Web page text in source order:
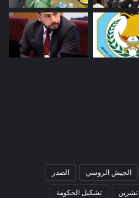
الجيش الروسي الصدر
تشرين تشكيل الحكومة